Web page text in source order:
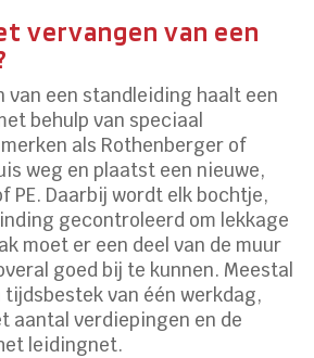
vervangen van een
van een standleiding haalt een
behulp van speciaal
als Rothenberger of
weg en plaatst een nieuwe,
PE. Daarbij wordt elk bochtje,
gecontroleerd om lekkage
moet er een deel van de muur
goed bij te kunnen. Meestal
van één werkdag,
aantal verdiepingen en de
leidingnet.